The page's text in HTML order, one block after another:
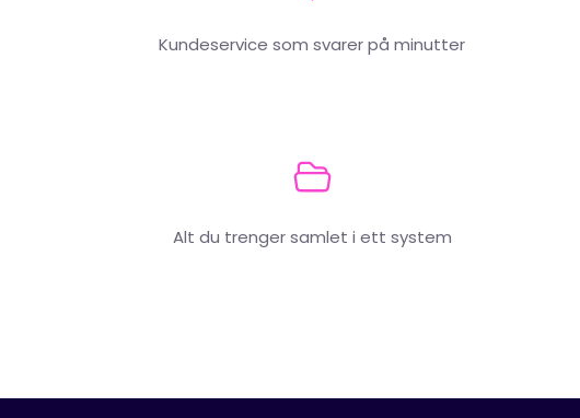
Kundeservice som svarer på minutter
Alt du trenger samlet i ett system